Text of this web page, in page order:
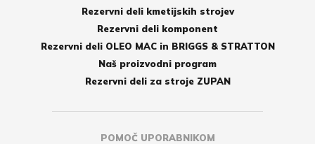
Rezervni deli kmetijskih strojev
Rezervni deli komponent
Rezervni deli OLEO MAC in BRIGGS & STRATTON
Naš proizvodni program
Rezervni deli za stroje ZUPAN
POMOČ UPORABNIKOM